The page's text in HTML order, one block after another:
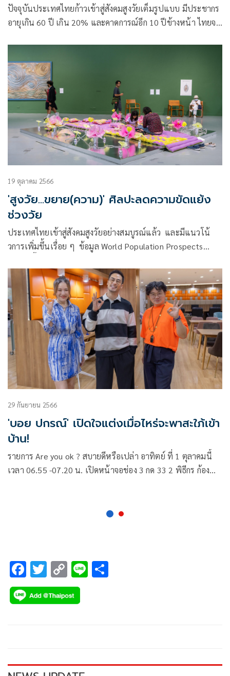
ปัจจุบันประเทศไทยก้าวเข้าสู่สังคมสูงวัยเต็มรูปแบบ มีประชากร
อายุเกิน 60 ปี เกิน 20% และคาดการณ์อีก 10 ปีข้างหน้า ไทยจะ
ปัญหาต่างๆ เช่น ผู้ป่วยสูงวัยที่สูงขึ้น
19 ตุลาคม 2566
'สูงวัย...ขยาย(ความ)' ศิลปะลดความขัดแย้ง
ช่วงวัย
ประเทศไทยเข้าสู่สังคมสูงวัยอย่างสมบูรณ์แล้ว และมีแนวโน้
วการเพิ่มขึ้นเรื่อย ๆ ข้อมูล World Population Prospects
โลกที่มีอายุเกินกว่า 65 ปี จะมีสัดส่วนเพิ่มจากปัจจุบัน 10 % เป็น
16% ต่อประชากร
29 กันยายน 2566
'บอย ปกรณ์' เปิดใจแต่งเมื่อไหร่จะพาสะใภ้เข้า
บ้าน!
รายการ Are you ok ? สบายดีหรือเปล่า อาทิตย์ ที่ 1 ตุลาคมนี้
เวลา 06.55 -07.20 น. เปิดหน้าจอช่อง 3 กด 33 2 พิธีกร ก้อง
เพิ่มมากขึ้น ทำให้ได้ทบทวนถึงการวางแผนชีวิตตัวเองและ
F
ac
e
k
T
wi
tt
C
o
p
k
Li